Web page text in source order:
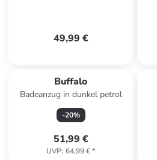
49,99 €
Buffalo
Badeanzug in dunkel petrol
-20%
51,99 €
UVP: 64,99 €*